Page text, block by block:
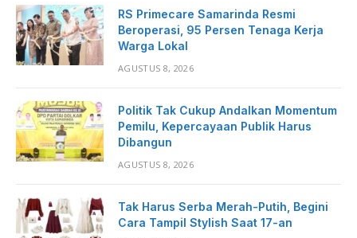
RS Primecare Samarinda Resmi
Beroperasi, 95 Persen Tenaga Kerja
Warga Lokal
AGUSTUS 8, 2026
Politik Tak Cukup Andalkan Momentum
Pemilu, Kepercayaan Publik Harus
Dibangun
AGUSTUS 8, 2026
Tak Harus Serba Merah-Putih, Begini
Cara Tampil Stylish Saat 17-an